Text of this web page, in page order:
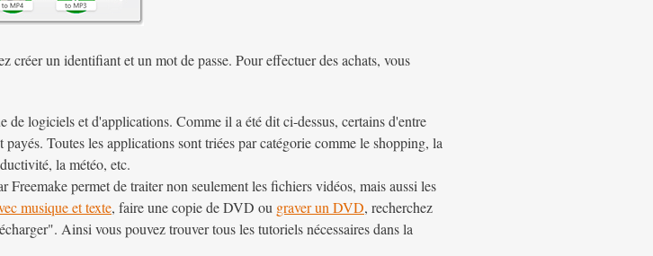
un identifiant et un mot de passe. Pour effectuer des achats, vous
de logiciels et d'applications. Comme il a été dit ci-dessus, certains d'entre
Toutes les applications sont triées par catégorie comme le shopping, la
la météo, etc.
permet de traiter non seulement les fichiers vidéos, mais aussi les
musique et texte, faire une copie de DVD ou graver un DVD, recherchez
Ainsi vous pouvez trouver tous les tutoriels nécessaires dans la